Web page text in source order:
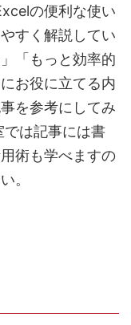
の便利な使い
すく解説してい
「もっと効率的
お役に立てる内
を参考にしてみ
は記事には書
術も学べますの
。